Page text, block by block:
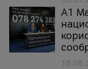
A1